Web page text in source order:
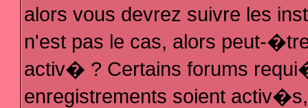
alors vous devrez suivre les
n'est pas le cas, alors peut-
activ� ? Certains forums
enregistrements soient